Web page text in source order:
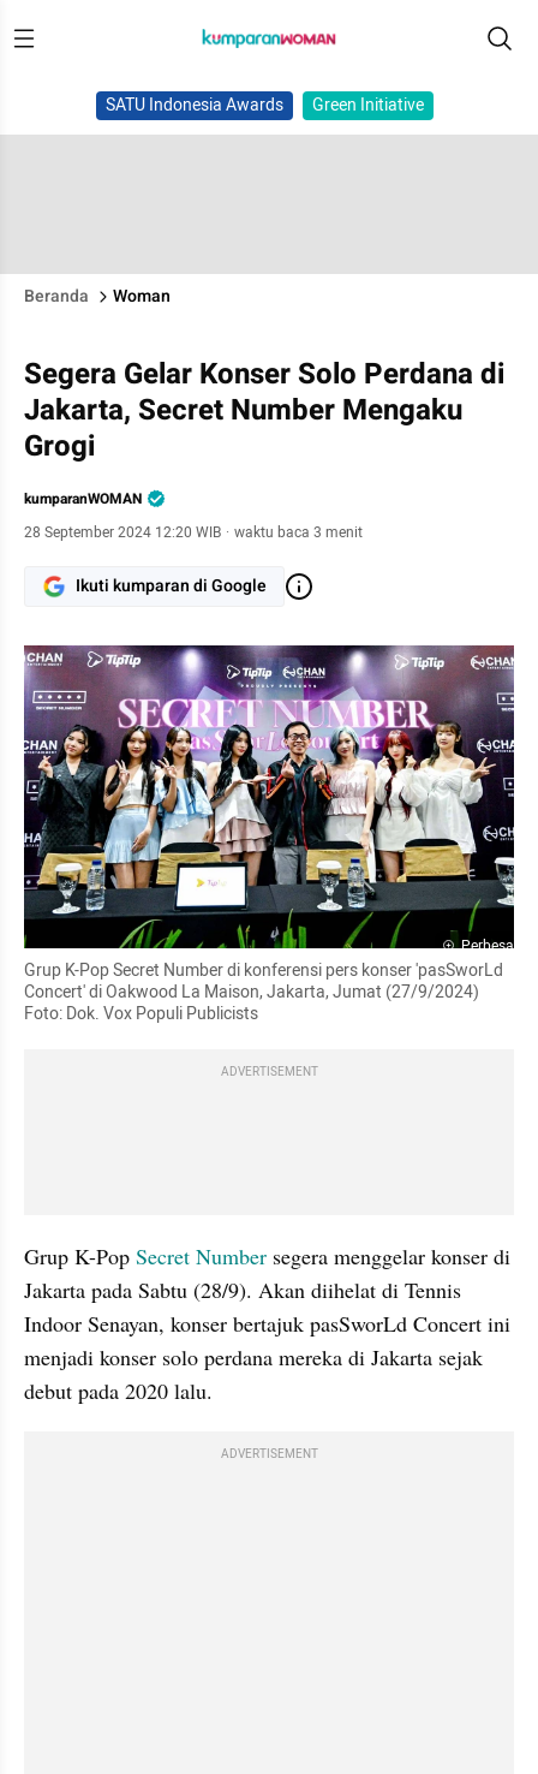
SATU Indonesia Awards Green Initiative
Beranda Woman
Segera Gelar Konser Solo Perdana di
Jakarta, Secret Number Mengaku
Grogi
kumparanWOMAN
28 September 2024 12:20 WIB · waktu baca 3 menit
Ikuti kumparan di Google
Perbesar
Grup K-Pop Secret Number di konferensi pers konser 'pasSworLd
Concert' di Oakwood La Maison, Jakarta, Jumat (27/9/2024)
Foto: Dok. Vox Populi Publicists
ADVERTISEMENT
Grup K-Pop Secret Number segera menggelar konser di
Jakarta pada Sabtu (28/9). Akan diihelat di Tennis
Indoor Senayan, konser bertajuk pasSworLd Concert ini
menjadi konser solo perdana mereka di Jakarta sejak
debut pada 2020 lalu.
ADVERTISEMENT